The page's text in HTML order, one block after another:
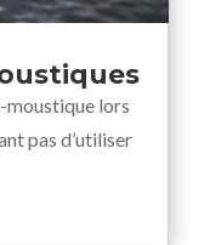
moustique lors
pas d’utiliser